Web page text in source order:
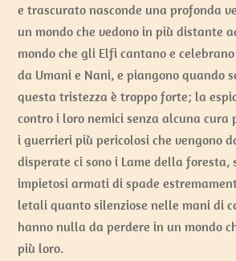
e trascurato nasconde una profonda
un mondo che vedono in più distante
mondo che gli Elfi cantano e
da Umani e Nani, e piangono quando
questa tristezza è troppo forte; la
contro i loro nemici senza alcuna cura
i guerrieri più pericolosi che vengono
disperate ci sono i Lame della
impietosi armati di spade
letali quanto silenziose nelle mani di
hanno nulla da perdere in un mondo
più loro.